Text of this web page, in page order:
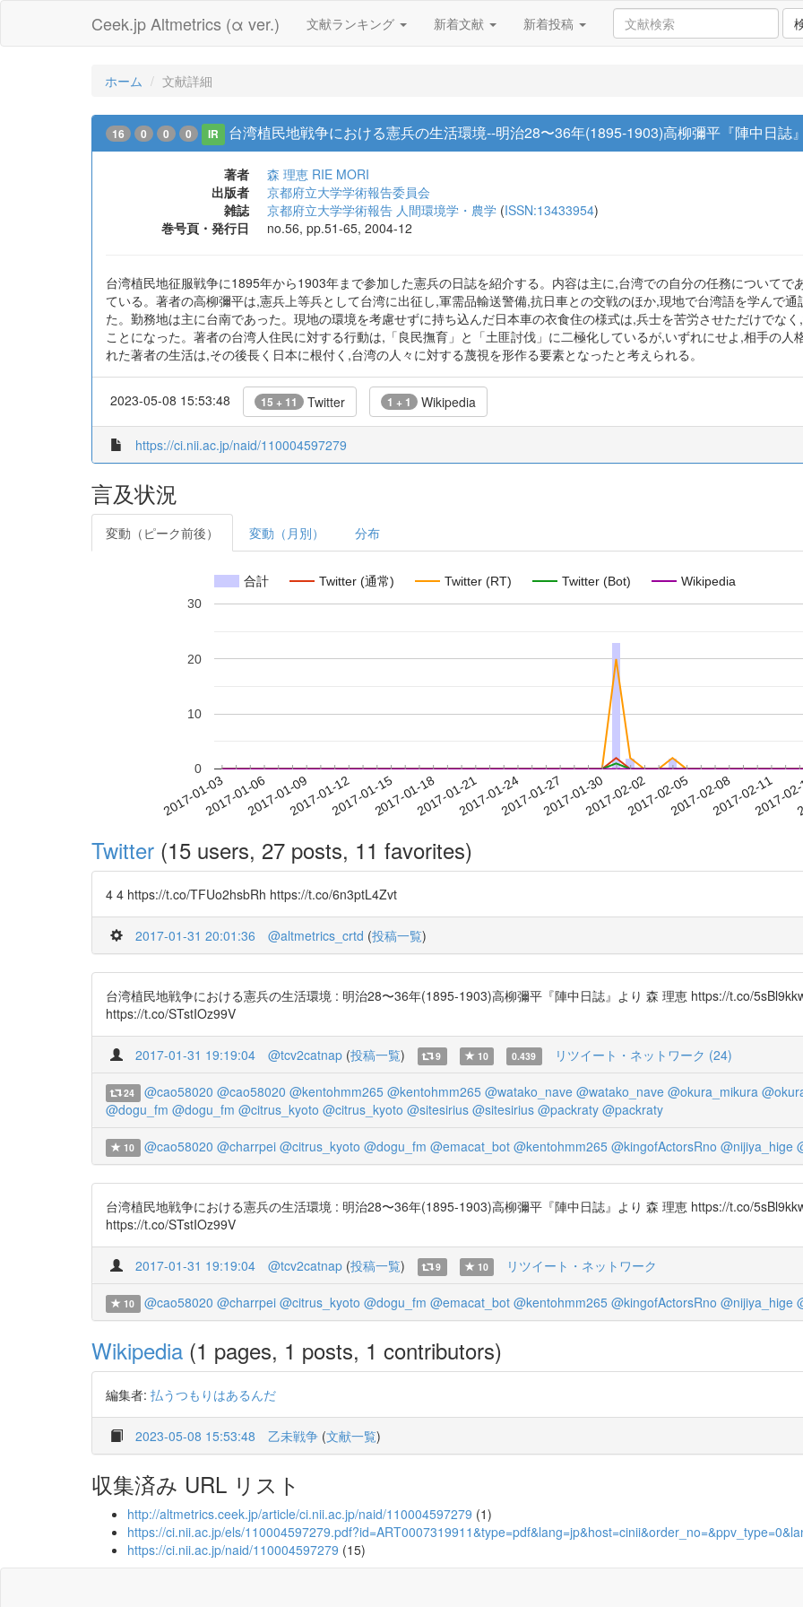
Ceek.jp Altmetrics (α ver.) 文献ランキング 新着文献 新着投稿
ホーム 文献詳細
16 0 0 0 IR 台湾植民地戦争における憲兵の生活環境--明治28〜36年(1895-1903)高柳彌平『陣中日誌
著者 森 理恵 RIE MORI
出版者
京都府立大学学術報告委員会
雑誌
京都府立大学学術報告 人間環境学・農学 (ISSN:13433954)
巻号頁・発行日
no.56, pp.51-65, 2004-12
台湾植民地征服戦争に1895年から1903年まで参加した憲兵の日誌を紹介する。内容は主に,台湾での自分の任務についてで
ている。著者の高柳彌平は,憲兵上等兵として台湾に出征し,軍需品輸送警備,抗日車との交戦のほか,現地で台湾語を学んで
た。勤務地は主に台南であった。現地の環境を考慮せずに持ち込んだ日本車の衣食住の様式は,兵士を苦労させただけでな
ことになった。著者の台湾人住民に対する行動は,「良民撫育」と「土匪討伐」に二極化しているが,いずれにせよ,相手の
れた著者の生活は,その後長く日本に根付く,台湾の人々に対する蔑視を形作る要素となったと考えられる。
2023-05-08 15:53:48 15 + 11 Twitter 1 + 1 Wikipedia
https://ci.nii.ac.jp/naid/110004597279
言及状況
変動（ピーク前後） 変動（月別） 分布
合計 Twitter (通常) Twitter (RT) Twitter (Bot) Wikipedia
2017-01-032017-01-062017-01-092017-01-122017-01-152017-01-182017-01-212017-01-242017-01-272017-01-302017-02-022017-02-052017-02-082017-02-11
2017-
0
10
20
30
Twitter (15 users, 27 posts, 11 favorites)
4 4 https://t.co/TFUo2hsbRh https://t.co/6n3ptL4Zvt
2017-01-31 20:01:36 @altmetrics_crtd (投稿一覧)
台湾植民地戦争における憲兵の生活環境 : 明治28〜36年(1895-1903)高柳彌平『陣中日誌』より 森 理恵 https://t.co/
https://t.co/STstIOz99V
2017-01-31 19:19:04 @tcv2catnap (投稿一覧) 9 10 0.439 リツイート・ネットワーク (24)
24 @cao58020 @cao58020 @kentohmm265 @kentohmm265 @watako_nave @watako_nave @okura_mikura
@dogu_fm @dogu_fm @citrus_kyoto @citrus_kyoto @sitesirius @sitesirius @packraty @packraty
10 @cao58020 @charrpei @citrus_kyoto @dogu_fm @emacat_bot @kentohmm265 @kingofActorsRno @nijiya_hige
台湾植民地戦争における憲兵の生活環境 : 明治28〜36年(1895-1903)高柳彌平『陣中日誌』より 森 理恵 https://t.co/
https://t.co/STstIOz99V
2017-01-31 19:19:04 @tcv2catnap (投稿一覧) 9 10 リツイート・ネットワーク
10 @cao58020 @charrpei @citrus_kyoto @dogu_fm @emacat_bot @kentohmm265 @kingofActorsRno @nijiya_hige
Wikipedia (1 pages, 1 posts, 1 contributors)
編集者: 払うつもりはあるんだ
2023-05-08 15:53:48 乙未戦争 (文献一覧)
収集済み URL リスト
http://altmetrics.ceek.jp/article/ci.nii.ac.jp/naid/110004597279 (1)
https://ci.nii.ac.jp/els/
https://ci.nii.ac.jp/naid/110004597279 (15)